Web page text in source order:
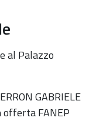
al Palazzo
GABRIELE
offerta FANEP